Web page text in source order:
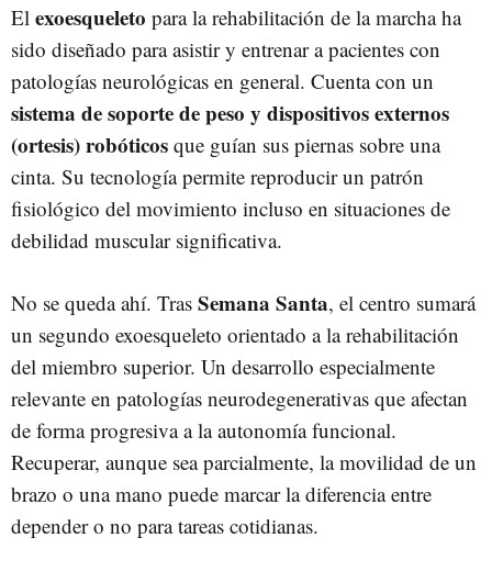
El exoesqueleto para la rehabilitación de la marcha ha
sido diseñado para asistir y entrenar a pacientes con
patologías neurológicas en general. Cuenta con un
sistema de soporte de peso y dispositivos externos
(ortesis) robóticos que guían sus piernas sobre una
cinta. Su tecnología permite reproducir un patrón
fisiológico del movimiento incluso en situaciones de
debilidad muscular significativa.
No se queda ahí. Tras Semana Santa, el centro sumará
un segundo exoesqueleto orientado a la rehabilitación
del miembro superior. Un desarrollo especialmente
relevante en patologías neurodegenerativas que afectan
de forma progresiva a la autonomía funcional.
Recuperar, aunque sea parcialmente, la movilidad de un
brazo o una mano puede marcar la diferencia entre
depender o no para tareas cotidianas.